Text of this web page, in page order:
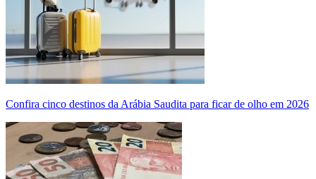
Confira cinco destinos da Arábia Saudita para ficar de olho em 2026